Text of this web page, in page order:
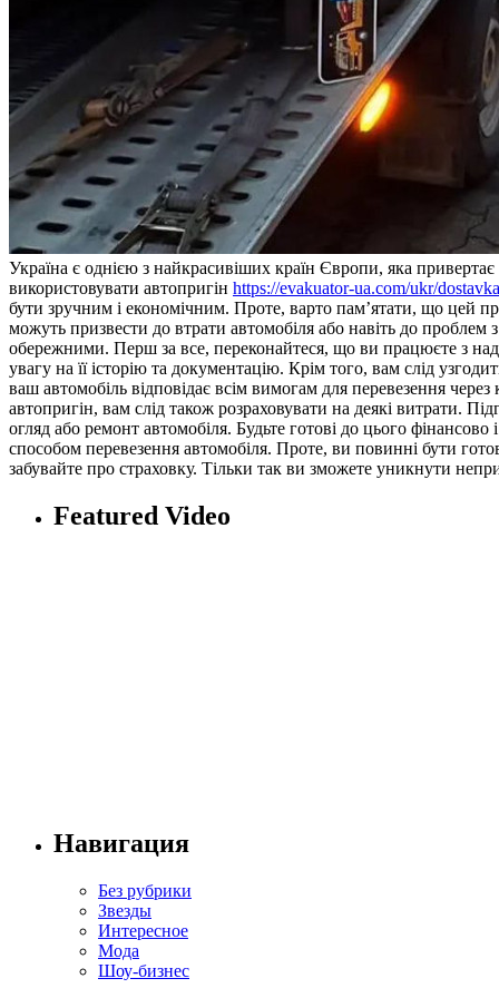
Укрaїнa є однією з найкрасивіших країн Європи, яка
використовувати автопригін https://evakuator-ua.com/ukr/
бути зручним і економічним. Проте, варто пам’ятати, що цей
можуть призвести до втрати автомобіля або навіть до
обережними. Перш за все, переконайтеся, що ви працюєте з
увагу на її історію та документацію. Крім того, вам слід
ваш автомобіль відповідає всім вимогам для перевезення
автопригін, вам слід також розраховувати на деякі витрати.
огляд або ремонт автомобіля. Будьте готові до цього
способом перевезення автомобіля. Проте, ви повинні бути
забувайте про страховку. Тільки так ви зможете уникнути
Featured Video
Навигация
Без рубрики
Звезды
Интересное
Мода
Шоу-бизнес